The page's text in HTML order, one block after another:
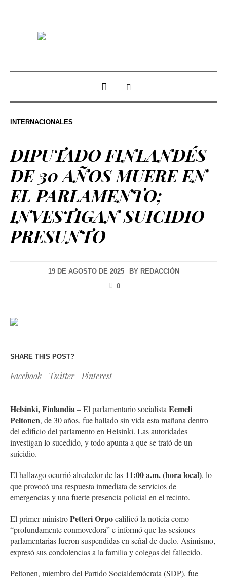
INTERNACIONALES
DIPUTADO FINLANDÉS
DE 30 AÑOS MUERE EN
EL PARLAMENTO;
INVESTIGAN SUICIDIO
PRESUNTO
19 DE AGOSTO DE 2025 BY REDACCIÓN
0
SHARE THIS POST?
Facebook Twitter Pinterest
Helsinki, Finlandia– El parlamentario socialista Eemeli
Peltonen, de 30 años, fue hallado sin vida esta mañana dentro
del edificio del parlamento en Helsinki. Las autoridades
investigan lo sucedido, y todo apunta a que se trató de un
suicidio.
El hallazgo ocurrió alrededor de las 11:00 a.m. (hora local), lo
que provocó una respuesta inmediata de servicios de
emergencias y una fuerte presencia policial en el recinto.
El primer ministroPetteri Orpocalificó la noticia como
“profundamente conmovedora” e informó que las sesiones
parlamentarias fueron suspendidas en señal de duelo. Asimismo,
expresó sus condolencias a la familia y colegas del fallecido.
Peltonen, miembro del Partido Socialdemócrata (SDP), fue